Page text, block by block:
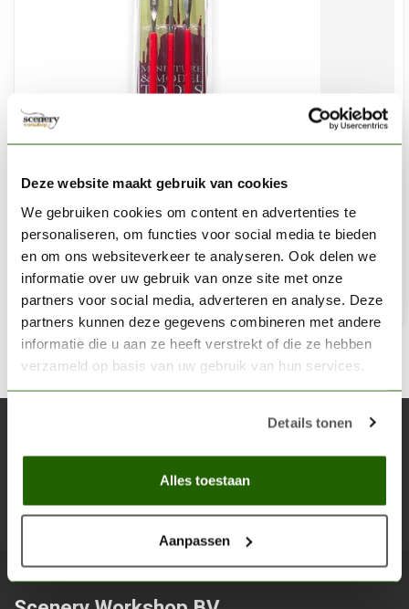
Deze website maakt gebruik van cookies
We gebruiken cookies om content en advertenties te
personaliseren, om functies voor social media te bieden
en om ons websiteverkeer te analyseren. Ook delen we
informatie over uw gebruik van onze site met onze
partners voor social media, adverteren en analyse. Deze
partners kunnen deze gegevens combineren met andere
informatie die u aan ze heeft verstrekt of die ze hebben
verzameld op basis van uw gebruik van hun services.
Details tonen
Alles toestaan
Aanpassen
Miniature and Model Files - TL5033
€9,15
Niet op voorraad
Blijf op de hoogte over onze laatste acties